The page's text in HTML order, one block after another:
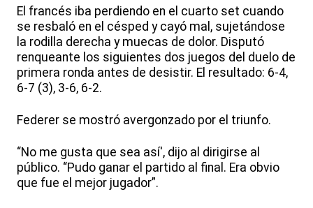
El francés iba perdiendo en el cuarto set cuando
se resbaló en el césped y cayó mal, sujetándose
la rodilla derecha y muecas de dolor. Disputó
renqueante los siguientes dos juegos del duelo de
primera ronda antes de desistir. El resultado: 6-4,
6-7 (3), 3-6, 6-2.
Federer se mostró avergonzado por el triunfo.
“No me gusta que sea así', dijo al dirigirse al
público. “Pudo ganar el partido al final. Era obvio
que fue el mejor jugador”.